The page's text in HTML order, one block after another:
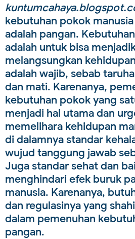
kebutuhan pokok
adalah pangan.
adalah untuk bisa
melangsungkan
adalah wajib, sebab
dan mati. Karenanya,
kebutuhan pokok yang
menjadi hal utama dan
memelihara kehidupan
di dalamnya standar
wujud tanggung jawab
Juga standar sehat dan
menghindari efek buruk
manusia. Karenanya,
dan regulasinya yang
dalam pemenuhan
pangan.